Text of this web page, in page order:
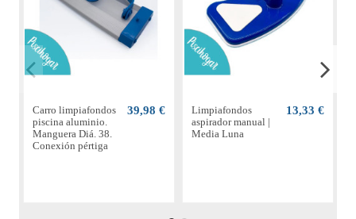
Carro limpiafondos
piscina aluminio.
Manguera Diá. 38.
Conexión pértiga
39,98 €
Limpiafondos
aspirador manual |
Media Luna
13,33 €